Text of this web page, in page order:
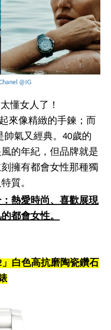
@IG
懂女人了！
來像精緻的手鍊；而
帥氣又經典。40歲的
的年紀，但品牌就是
擁有都會女性那種獨
質。
熱愛時尚、喜歡展現
都會女性。
白色高抗磨陶瓷鑽石